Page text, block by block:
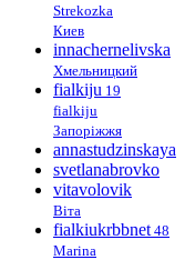
Strekozka
Киев
innachernelivska
Хмельницкий
fialkiju 19
fialkiju
Запоріжжя
annastudzinskaya
svetlanabrovko
vitavolovik
Віта
fialkiukrbbnet 48
Marina